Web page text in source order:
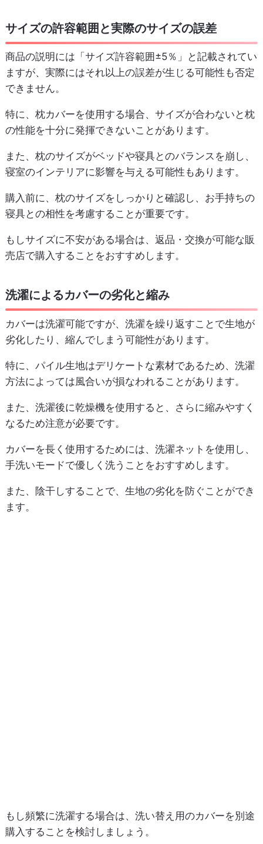
サイズの許容範囲と実際のサイズの誤差
商品の説明には「サイズ許容範囲±5％」と記載されてい
ますが、実際にはそれ以上の誤差が生じる可能性も否定
できません。
特に、枕カバーを使用する場合、サイズが合わないと枕
の性能を十分に発揮できないことがあります。
また、枕のサイズがベッドや寝具とのバランスを崩し、
寝室のインテリアに影響を与える可能性もあります。
購入前に、枕のサイズをしっかりと確認し、お手持ちの
寝具との相性を考慮することが重要です。
もしサイズに不安がある場合は、返品・交換が可能な販
売店で購入することをおすすめします。
洗濯によるカバーの劣化と縮み
カバーは洗濯可能ですが、洗濯を繰り返すことで生地が
劣化したり、縮んでしまう可能性があります。
特に、パイル生地はデリケートな素材であるため、洗濯
方法によっては風合いが損なわれることがあります。
また、洗濯後に乾燥機を使用すると、さらに縮みやすく
なるため注意が必要です。
カバーを長く使用するためには、洗濯ネットを使用し、
手洗いモードで優しく洗うことをおすすめします。
また、陰干しすることで、生地の劣化を防ぐことができ
ます。
もし頻繁に洗濯する場合は、洗い替え用のカバーを別途
購入することを検討しましょう。